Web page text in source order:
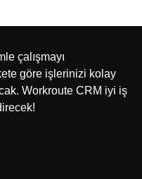
çalışmayı
göre işlerinizi kolay
Workroute CRM iyi iş